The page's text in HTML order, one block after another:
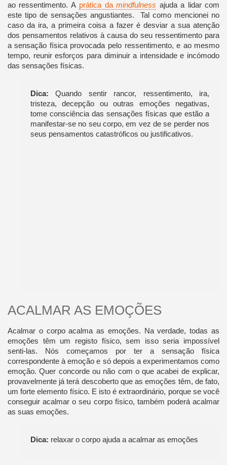
ao ressentimento. A prática damindfulness ajuda a lidar com
este tipo de sensações angustiantes. Tal como mencionei no
caso da ira, a primeira coisa a fazer é desviar a sua atenção
dos pensamentos relativos à causa do seu ressentimento para
a sensação física provocada pelo ressentimento, e ao mesmo
tempo, reunir esforços para diminuir a intensidade e incómodo
das sensações físicas.
Dica: Quando sentir rancor, ressentimento, ira,
tristeza, decepção ou outras emoções negativas,
tome consciência das sensações físicas que estão a
manifestar-se no seu corpo, em vez de se perder nos
seus pensamentos catastróficos ou justificativos.
ACALMAR AS EMOÇÕES
Acalmar o corpo acalma as emoções. Na verdade, todas as
emoções têm um registo físico, sem isso seria impossível
senti-las. Nós começamos por ter a sensação física
correspondente à emoção e só depois a experimentamos como
emoção. Quer concorde ou não com o que acabei de explicar,
provavelmente já terá descoberto que as emoções têm, de fato,
um forte elemento físico. E isto é extraordinário, porque se você
conseguir acalmar o seu corpo físico, também poderá acalmar
as suas emoções.
Dica: relaxar o corpo ajuda a acalmar as emoções